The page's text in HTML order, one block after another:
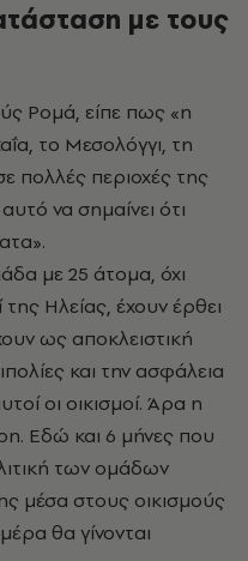
με τους
Ρομά, είπε πως «η
το Μεσολόγγι, τη
πολλές περιοχές της
να σημαίνει ότι
με 25 άτομα, όχι
Ηλείας, έχουν έρθει
ως αποκλειστική
και την ασφάλεια
οι οικισμοί. Άρα η
Εδώ και 6 μήνες που
των ομάδων
μέσα στους οικισμούς
θα γίνονται